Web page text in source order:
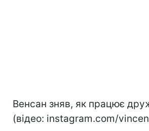
Венсан зняв, як працює
(відео: instagram.com/